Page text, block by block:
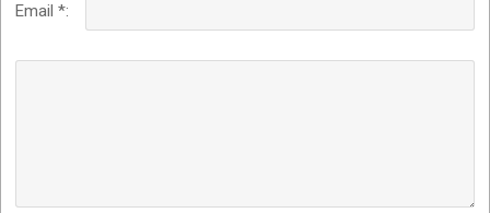
Email *: